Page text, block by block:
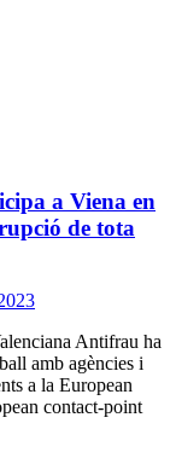
a Viena en
de tota
Antifrau ha
amb agències i
a la European
contact-point